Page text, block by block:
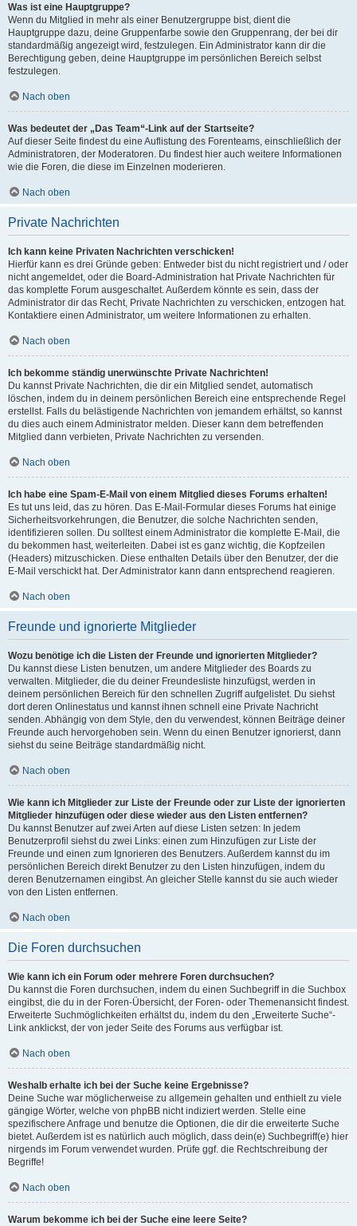
Was ist eine Hauptgruppe?
Wenn du Mitglied in mehr als einer Benutzergruppe bist, dient die
Hauptgruppe dazu, deine Gruppenfarbe sowie den Gruppenrang, der bei dir
standardmäßig angezeigt wird, festzulegen. Ein Administrator kann dir die
Berechtigung geben, deine Hauptgruppe im persönlichen Bereich selbst
festzulegen.
Nach oben
Was bedeutet der „Das Team“-Link auf der Startseite?
Auf dieser Seite findest du eine Auflistung des Forenteams, einschließlich der
Administratoren, der Moderatoren. Du findest hier auch weitere Informationen
wie die Foren, die diese im Einzelnen moderieren.
Nach oben
Private Nachrichten
Ich kann keine Privaten Nachrichten verschicken!
Hierfür kann es drei Gründe geben: Entweder bist du nicht registriert und / oder
nicht angemeldet, oder die Board-Administration hat Private Nachrichten für
das komplette Forum ausgeschaltet. Außerdem könnte es sein, dass der
Administrator dir das Recht, Private Nachrichten zu verschicken, entzogen hat.
Kontaktiere einen Administrator, um weitere Informationen zu erhalten.
Nach oben
Ich bekomme ständig unerwünschte Private Nachrichten!
Du kannst Private Nachrichten, die dir ein Mitglied sendet, automatisch
löschen, indem du in deinem persönlichen Bereich eine entsprechende Regel
erstellst. Falls du belästigende Nachrichten von jemandem erhältst, so kannst
du dies auch einem Administrator melden. Dieser kann dem betreffenden
Mitglied dann verbieten, Private Nachrichten zu versenden.
Nach oben
Ich habe eine Spam-E-Mail von einem Mitglied dieses Forums erhalten!
Es tut uns leid, das zu hören. Das E-Mail-Formular dieses Forums hat einige
Sicherheitsvorkehrungen, die Benutzer, die solche Nachrichten senden,
identifizieren sollen. Du solltest einem Administrator die komplette E-Mail, die
du bekommen hast, weiterleiten. Dabei ist es ganz wichtig, die Kopfzeilen
(Headers) mitzuschicken. Diese enthalten Details über den Benutzer, der die
E-Mail verschickt hat. Der Administrator kann dann entsprechend reagieren.
Nach oben
Freunde und ignorierte Mitglieder
Wozu benötige ich die Listen der Freunde und ignorierten Mitglieder?
Du kannst diese Listen benutzen, um andere Mitglieder des Boards zu
verwalten. Mitglieder, die du deiner Freundesliste hinzufügst, werden in
deinem persönlichen Bereich für den schnellen Zugriff aufgelistet. Du siehst
dort deren Onlinestatus und kannst ihnen schnell eine Private Nachricht
senden. Abhängig von dem Style, den du verwendest, können Beiträge deiner
Freunde auch hervorgehoben sein. Wenn du einen Benutzer ignorierst, dann
siehst du seine Beiträge standardmäßig nicht.
Nach oben
Wie kann ich Mitglieder zur Liste der Freunde oder zur Liste der ignorierten
Mitglieder hinzufügen oder diese wieder aus den Listen entfernen?
Du kannst Benutzer auf zwei Arten auf diese Listen setzen: In jedem
Benutzerprofil siehst du zwei Links: einen zum Hinzufügen zur Liste der
Freunde und einen zum Ignorieren des Benutzers. Außerdem kannst du im
persönlichen Bereich direkt Benutzer zu den Listen hinzufügen, indem du
deren Benutzernamen eingibst. An gleicher Stelle kannst du sie auch wieder
von den Listen entfernen.
Nach oben
Die Foren durchsuchen
Wie kann ich ein Forum oder mehrere Foren durchsuchen?
Du kannst die Foren durchsuchen, indem du einen Suchbegriff in die Suchbox
eingibst, die du in der Foren-Übersicht, der Foren- oder Themenansicht findest.
Erweiterte Suchmöglichkeiten erhältst du, indem du den „Erweiterte Suche“-
Link anklickst, der von jeder Seite des Forums aus verfügbar ist.
Nach oben
Weshalb erhalte ich bei der Suche keine Ergebnisse?
Deine Suche war möglicherweise zu allgemein gehalten und enthielt zu viele
gängige Wörter, welche von phpBB nicht indiziert werden. Stelle eine
spezifischere Anfrage und benutze die Optionen, die dir die erweiterte Suche
bietet. Außerdem ist es natürlich auch möglich, dass dein(e) Suchbegriff(e) hier
nirgends im Forum verwendet wurden. Prüfe ggf. die Rechtschreibung der
Begriffe!
Nach oben
Warum bekomme ich bei der Suche eine leere Seite?